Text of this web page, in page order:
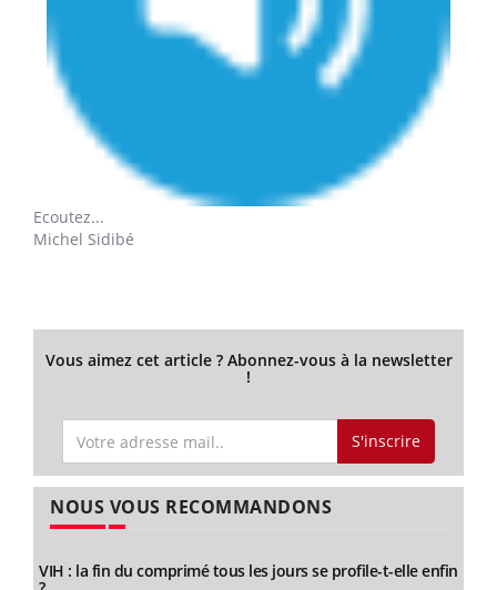
Ecoutez...
Michel Sidibé
Vous aimez cet article ? Abonnez-vous à la newsletter
!
S'inscrire
NOUS VOUS RECOMMANDONS
VIH : la fin du comprimé tous les jours se profile-t-elle enfin